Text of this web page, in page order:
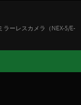
ーレスカメラ（NEX-5/E-